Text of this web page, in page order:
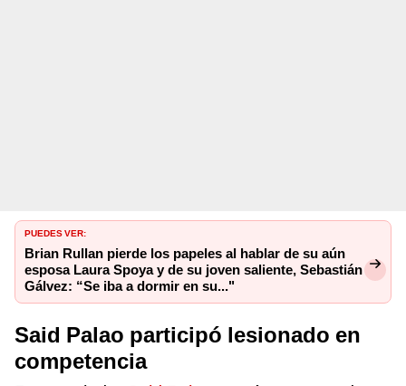
PUEDES VER:
Brian Rullan pierde los papeles al hablar de su aún
esposa Laura Spoya y de su joven saliente, Sebastián
Gálvez: “Se iba a dormir en su..."
Said Palao participó lesionado en
competencia